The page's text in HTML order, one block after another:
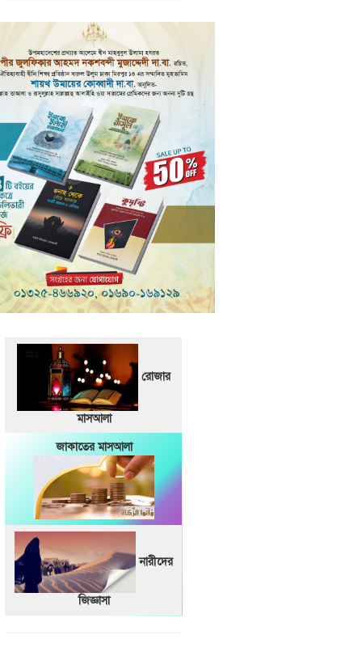
রোজার
মাসআলা
জাকাতের মাসআলা
নারীদের
জিজ্ঞাসা